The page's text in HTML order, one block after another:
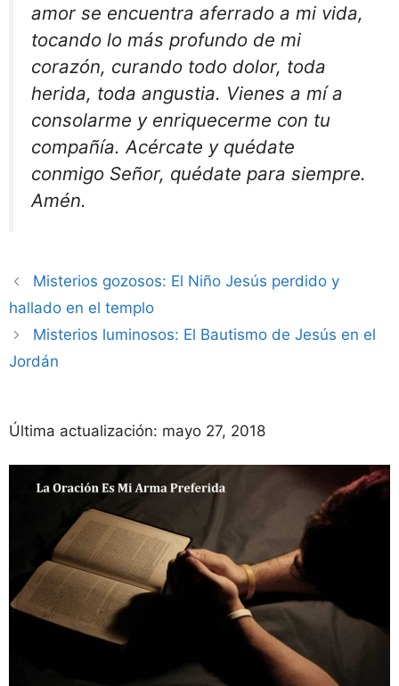
amor se encuentra aferrado a mi vida,
tocando lo más profundo de mi
corazón, curando todo dolor, toda
herida, toda angustia. Vienes a mí a
consolarme y enriquecerme con tu
compañía. Acércate y quédate
conmigo Señor, quédate para siempre.
Amén.
Misterios gozosos: El Niño Jesús perdido y
hallado en el templo
Misterios luminosos: El Bautismo de Jesús en el
Jordán
Última actualización: mayo 27, 2018